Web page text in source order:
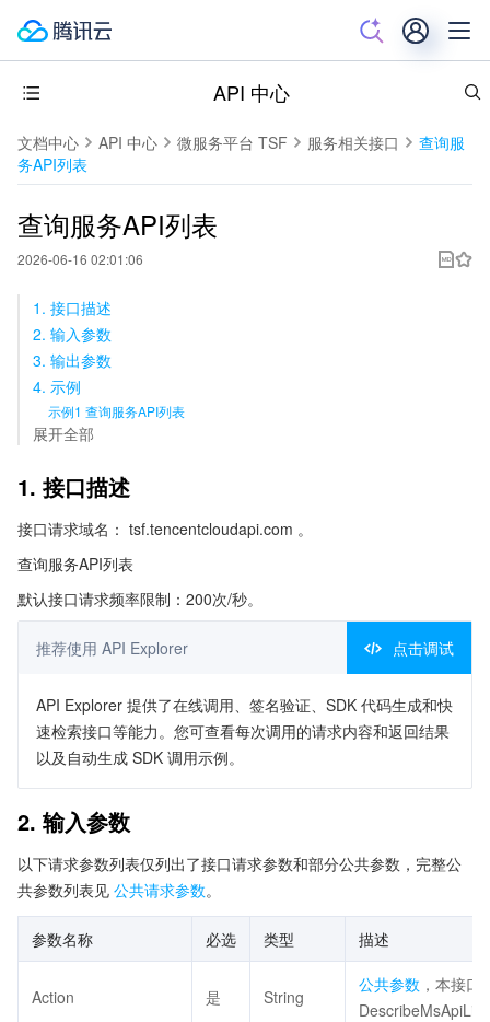
API 中心
文档中心 API 中心 微服务平台 TSF 服务相关接口
查询服
务API列表
查询服务API列表
2026-06-16 02:01:06
1. 接口描述
2. 输入参数
3. 输出参数
4. 示例
示例1 查询服务API列表
展开全部
1. 接口描述
接口请求域名： tsf.tencentcloudapi.com 。
查询服务API列表
默认接口请求频率限制：200次/秒。
推荐使用 API Explorer 点击调试
API Explorer 提供了在线调用、签名验证、SDK 代码生成和快
速检索接口等能力。您可查看每次调用的请求内容和返回结果
以及自动生成 SDK 调用示例。
2. 输入参数
以下请求参数列表仅列出了接口请求参数和部分公共参数，完整公
共参数列表见 公共请求参数。
参数名称 必选 类型 描述
Action 是 String
公共参数 ，本接口